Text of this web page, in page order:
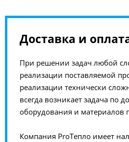
Доставка и
При решении задач любой
реализации поставляемой
реализации технически
всегда возникает задача по
оборудования и материалов
Компания ProТепло имеет